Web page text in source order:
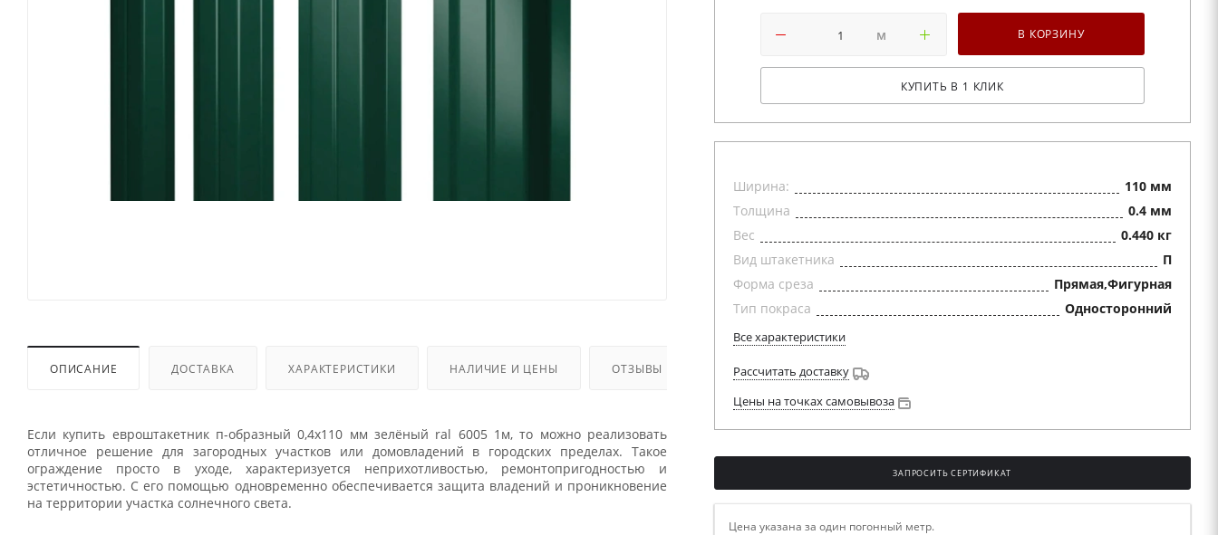
ОПИСАНИЕ ДОСТАВКА ХАРАКТЕРИСТИКИ НАЛИЧИЕ И ЦЕНЫ ОТЗЫВЫ
Если купить евроштакетник п-образный 0,4x110 мм зелёный ral 6005 1м, то можно реализовать
отличное решение для загородных участков или домовладений в городских пределах. Такое
ограждение просто в уходе, характеризуется неприхотливостью, ремонтопригодностью и
эстетичностью. С его помощью одновременно обеспечивается защита владений и проникновение
на территории участка солнечного света.
м В КОРЗИНУ
КУПИТЬ В 1 КЛИК
Ширина:
110 мм
Толщина
0.4 мм
Вес
0.440 кг
Вид штакетника
П
Форма среза
Прямая,Фигурная
Тип покраса
Односторонний
Все характеристики
Рассчитать доставку
Цены на точках самовывоза
ЗАПРОСИТЬ СЕРТИФИКАТ
Цена указана за один погонный метр.